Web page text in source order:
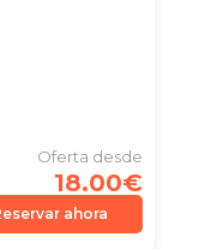
Oferta desde
18.00€
ahora